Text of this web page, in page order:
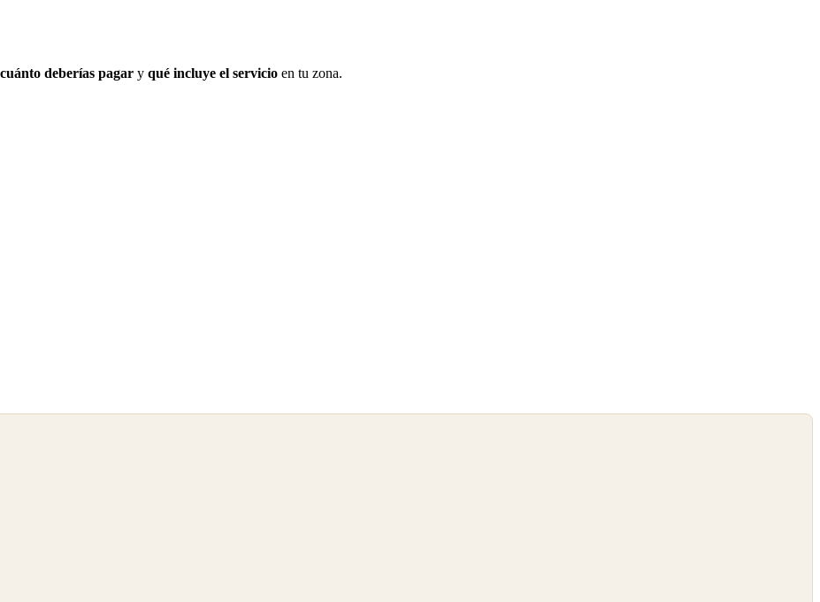
cuánto deberías pagar y qué incluye el servicio en tu zona.